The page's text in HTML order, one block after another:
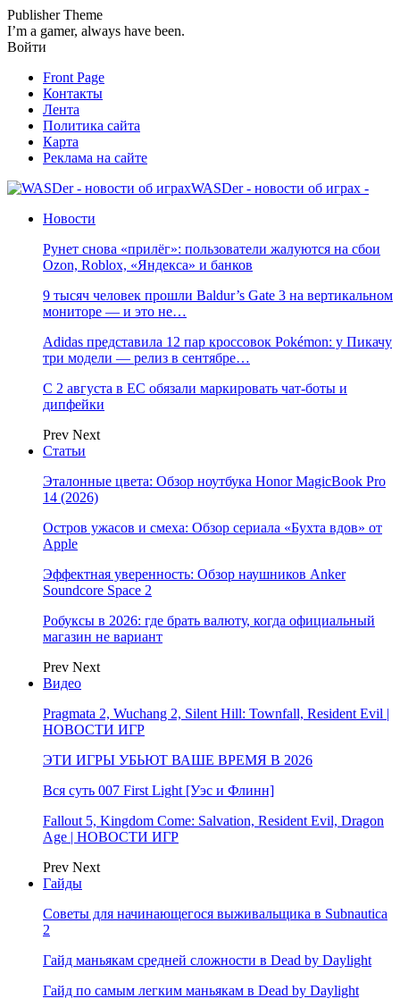
Publisher Theme
I’m a gamer, always have been.
Войти
Front Page
Контакты
Лента
Политика сайта
Карта
Реклама на сайте
WASDer - новости об играх -
Новости
Рунет снова «прилёг»: пользователи жалуются на сбои
Ozon, Roblox, «Яндекса» и банков
9 тысяч человек прошли Baldur’s Gate 3 на вертикальном
мониторе — и это не…
Adidas представила 12 пар кроссовок Pokémon: у Пикачу
три модели — релиз в сентябре…
С 2 августа в ЕС обязали маркировать чат-боты и
дипфейки
Prev Next
Статьи
Эталонные цвета: Обзор ноутбука Honor MagicBook Pro
14 (2026)
Остров ужасов и смеха: Обзор сериала «Бухта вдов» от
Apple
Эффектная уверенность: Обзор наушников Anker
Soundcore Space 2
Робуксы в 2026: где брать валюту, когда официальный
магазин не вариант
Prev Next
Видео
Pragmata 2, Wuchang 2, Silent Hill: Townfall, Resident Evil |
НОВОСТИ ИГР
ЭТИ ИГРЫ УБЬЮТ ВАШЕ ВРЕМЯ В 2026
Вся суть 007 First Light [Уэс и Флинн]
Fallout 5, Kingdom Come: Salvation, Resident Evil, Dragon
Age | НОВОСТИ ИГР
Prev Next
Гайды
Советы для начинающегося выживальщика в Subnautica
2
Гайд маньякам средней сложности в Dead by Daylight
Гайд по самым легким маньякам в Dead by Daylight